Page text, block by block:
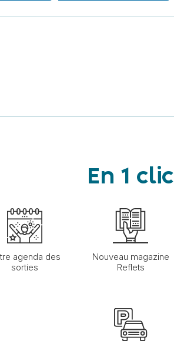
En 1 clic
agenda des
sorties
Nouveau magazine
Reflets